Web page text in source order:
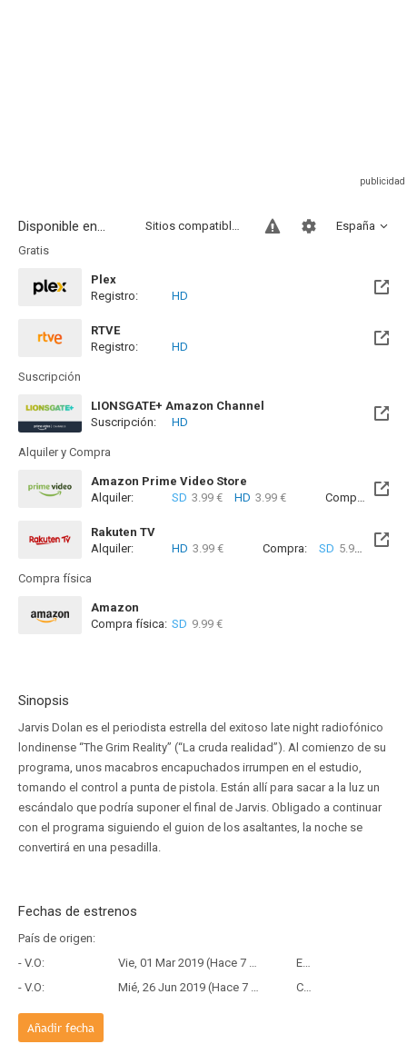
Disponible en... España
Sitios compatibles
Gratis
Plex
Registro:
HD
RTVE
Disponible hasta el Mar, 30 Sep 2031 (Quedan 5 años)
Registro: HD
Suscripción
LIONSGATE+ Amazon Channel
Suscripción:
HD
Alquiler y Compra
Amazon Prime Video Store
Alquiler:
SD 3.99 € HD 3.99 € Compra: SD
Rakuten TV
Alquiler:
HD 3.99 € Compra: SD 5.99 € HD
Compra física
Amazon
Compra física: SD 9.99 €
Sinopsis
Jarvis Dolan es el periodista estrella del exitoso late night radiofónico
londinense “The Grim Reality” (“La cruda realidad”). Al comienzo de su
programa, unos macabros encapuchados irrumpen en el estudio,
tomando el control a punta de pistola. Están allí para sacar a la luz un
escándalo que podría suponer el final de Jarvis. Obligado a continuar
con el programa siguiendo el guion de los asaltantes, la noche se
convertirá en una pesadilla.
Fechas de estrenos
País de origen:
- V.O:
Vie, 01 Mar 2019 (Hace 7 años y 5 meses)
Estreno
- V.O:
Mié, 26 Jun 2019 (Hace 7 años y 1 mes) Copia Física
Añadir fecha